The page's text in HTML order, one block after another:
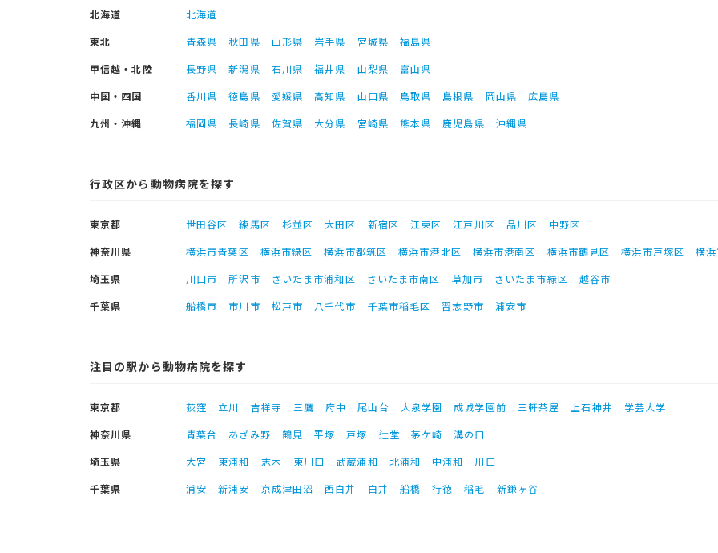
北海道
北海道
東北
青森県 秋田県 山形県 岩手県 宮城県
福島県
甲信越・北陸
長野県 新潟県 石川県 福井県 山梨県
富山県
中国・四国
香川県 徳島県 愛媛県 高知県 山口県 鳥取県 島根県 岡山県
広島県
九州・沖縄
福岡県 長崎県 佐賀県 大分県 宮崎県 熊本県 鹿児島県 沖縄県
行政区から動物病院を探す
東京都 世田谷区 練馬区 杉並区 大田区 新宿区 江東区 江戸川区 品川区
中野区
神奈川県
横浜市青葉区 横浜市緑区 横浜市都筑区 横浜市港北区 横浜市港南区 横浜市鶴見区 横浜市戸塚区
横
埼玉県
川口市 所沢市 さいたま市浦和区 さいたま市南区 草加市 さいたま市緑区
越谷市
千葉県
船橋市 市川市 松戸市 八千代市 千葉市稲毛区 習志野市 浦安市
注目の駅から動物病院を探す
東京都 荻窪 立川 吉祥寺 三鷹 府中 尾山台 大泉学園 成城学園前 三軒茶屋 上石神井
学芸大学
神奈川県
青葉台 あざみ野 鶴見 平塚 戸塚 辻堂 茅ケ崎
溝の口
埼玉県
大宮 東浦和 志木 東川口 武蔵浦和 北浦和 中浦和
川口
千葉県
浦安 新浦安 京成津田沼 西白井 白井 船橋 行徳 稲毛 新鎌ヶ谷